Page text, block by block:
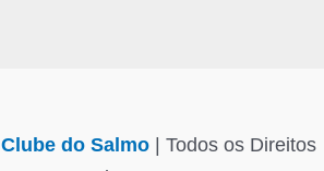
Clube do Salmo | Todos os Direitos